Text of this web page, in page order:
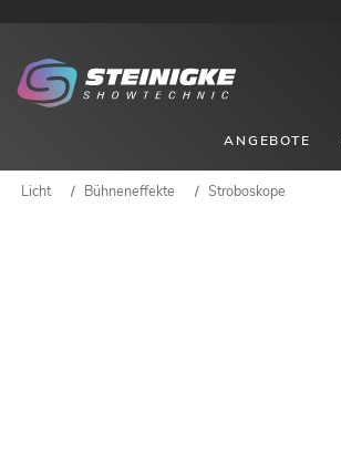
ANGEBOTE
Licht / Bühneneffekte / Stroboskope